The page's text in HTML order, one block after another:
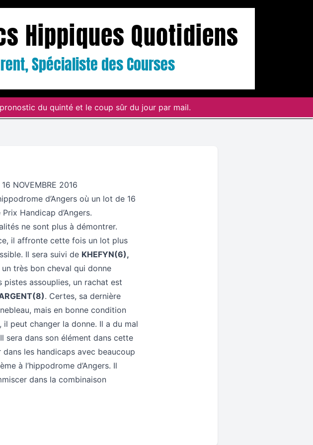
Hippiques Quotidiens
Spécialiste des Courses
du quinté et le coup sûr du jour par mail.
NOVEMBRE 2016
d’Angers où un lot de 16
Handicap d’Angers.
ne sont plus à démontrer.
il affronte cette fois un lot plus
Il sera suivi de KHEFYN(6),
un très bon cheval qui donne
assouplies, un rachat est
. Certes, sa dernière
mais en bonne condition
peut changer la donne. Il a du mal
sera dans son élément dans cette
les handicaps avec beaucoup
à l’hippodrome d’Angers. Il
dans la combinaison